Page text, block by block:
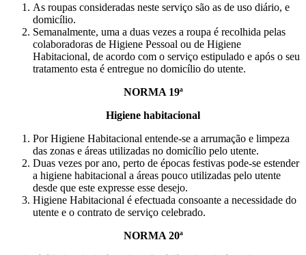
As roupas consideradas neste serviço são as de uso diário, e
domicílio.
Semanalmente, uma a duas vezes a roupa é recolhida pelas
colaboradoras de Higiene Pessoal ou de Higiene
Habitacional, de acordo com o serviço estipulado e após o seu
tratamento esta é entregue no domicílio do utente.
NORMA 19ª
Higiene habitacional
Por Higiene Habitacional entende-se a arrumação e limpeza
das zonas e áreas utilizadas no domicílio pelo utente.
Duas vezes por ano, perto de épocas festivas pode-se estender
a higiene habitacional a áreas pouco utilizadas pelo utente
desde que este expresse esse desejo.
Higiene Habitacional é efectuada consoante a necessidade do
utente e o contrato de serviço celebrado.
NORMA 20ª